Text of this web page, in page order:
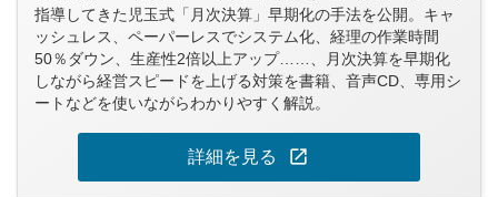
指導してきた児玉式「月次決算」早期化の手法を公開。キャ
ッシュレス、ペーパーレスでシステム化、経理の作業時間
50％ダウン、生産性2倍以上アップ……、月次決算を早期化
しながら経営スピードを上げる対策を書籍、音声CD、専用シ
ートなどを使いながらわかりやすく解説。
詳細を見る open_in_new